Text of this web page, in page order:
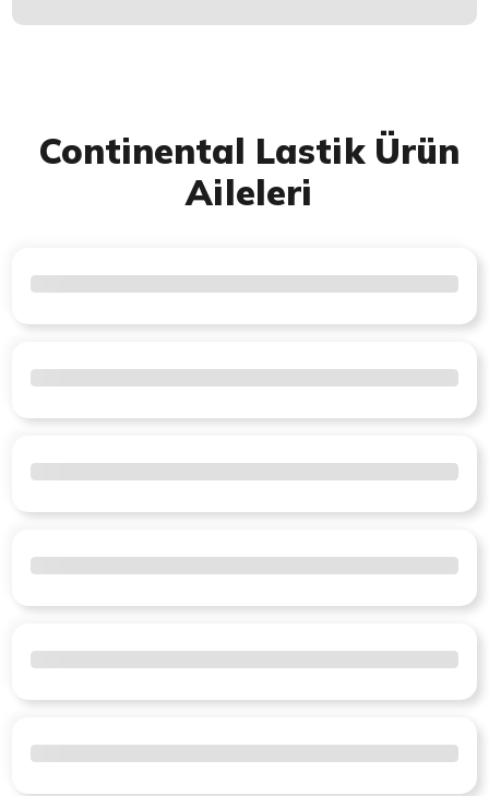
Continental Lastik Ürün
Aileleri